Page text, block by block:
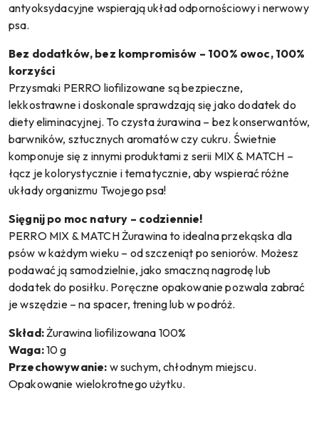
antyoksydacyjne wspierają układ odpornościowy i nerwowy
psa.
Bez dodatków, bez kompromisów – 100% owoc, 100%
korzyści
Przysmaki PERRO liofilizowane są bezpieczne,
lekkostrawne i doskonale sprawdzają się jako dodatek do
diety eliminacyjnej. To czysta żurawina – bez konserwantów,
barwników, sztucznych aromatów czy cukru. Świetnie
komponuje się z innymi produktami z serii MIX & MATCH –
łącz je kolorystycznie i tematycznie, aby wspierać różne
układy organizmu Twojego psa!
Sięgnij po moc natury – codziennie!
PERRO MIX & MATCH Żurawina to idealna przekąska dla
psów w każdym wieku – od szczeniąt po seniorów. Możesz
podawać ją samodzielnie, jako smaczną nagrodę lub
dodatek do posiłku. Poręczne opakowanie pozwala zabrać
je wszędzie – na spacer, trening lub w podróż.
Skład:Żurawina liofilizowana 100%
Waga:10 g
Przechowywanie: w suchym, chłodnym miejscu.
Opakowanie wielokrotnego użytku.